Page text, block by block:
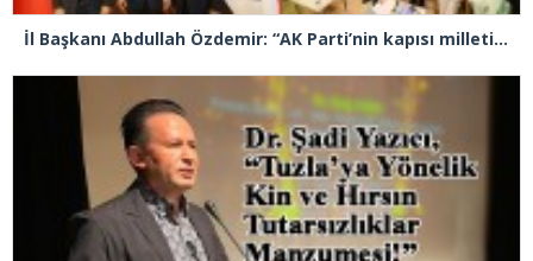
İl Başkanı Abdullah Özdemir: “AK Parti’nin kapısı milletine hizmet etmek isteyen herkese açıktır”